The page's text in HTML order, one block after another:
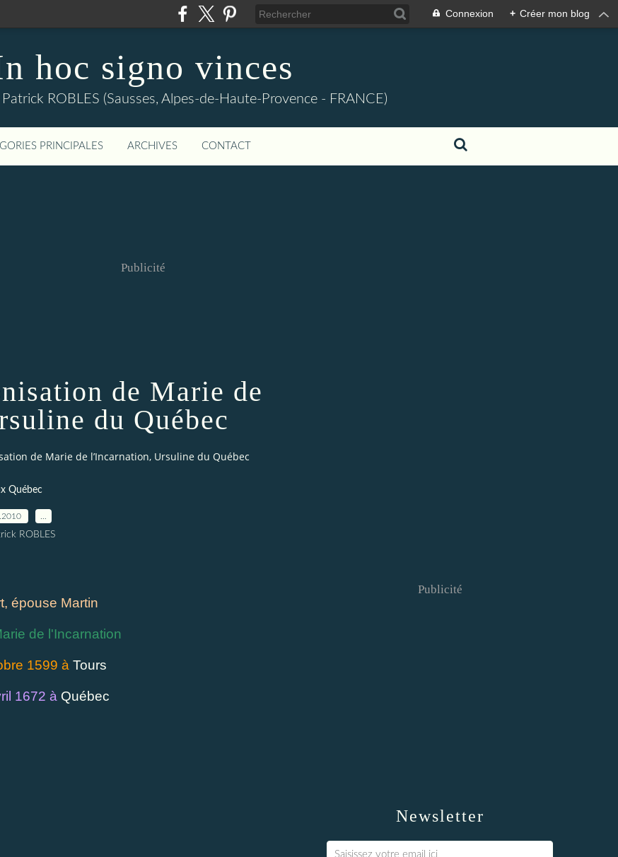
Connexion + Créer mon blog
hoc signo vinces
ROBLES (Sausses, Alpes-de-Haute-Provence - FRANCE)
PRINCIPALES ARCHIVES CONTACT
Publicité
de Marie de
du Québec
de Marie de l’Incarnation, Ursuline du Québec
Québec
ROBLES
épouse Martin
de l'Incarnation
1599 à Tours
1672 à Québec
Newsletter
Publicité